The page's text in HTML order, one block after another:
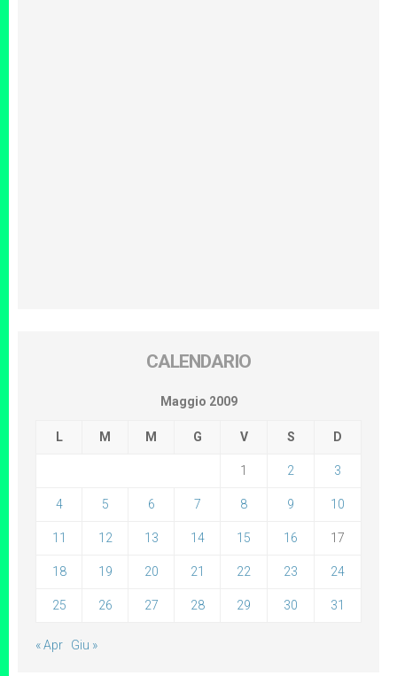
CALENDARIO
Maggio 2009
L M M G V S D
1 2 3
4 5 6 7 8 9 10
11 12 13 14 15 16 17
18 19 20 21 22 23 24
25 26 27 28 29 30 31
« Apr Giu »